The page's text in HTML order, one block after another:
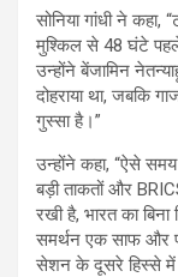
सोनिया गांधी ने
मुश्किल से 48 घंटे
उन्होंने बेंजामिन
दोहराया था, जबकि
गुस्सा है।”
उन्होंने कहा, “ऐसे
बड़ी ताकतों और
रखी है, भारत का
समर्थन एक साफ और
सेशन के दूसरे हिस्से में